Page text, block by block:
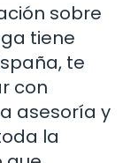
sobre
tiene
te
con
asesoría y
la